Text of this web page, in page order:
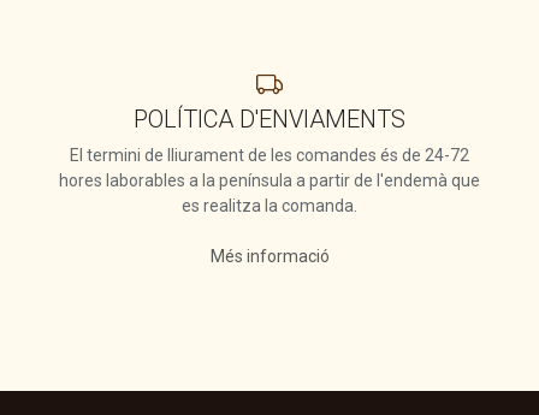
POLÍTICA D'ENVIAMENTS
El termini de lliurament de les comandes és de 24-72
hores laborables a la península a partir de l'endemà que
es realitza la comanda.
Més informació